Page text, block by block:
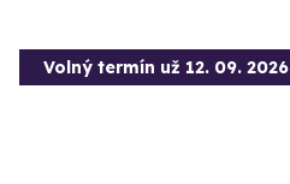
Volný termín už 12. 09. 2026